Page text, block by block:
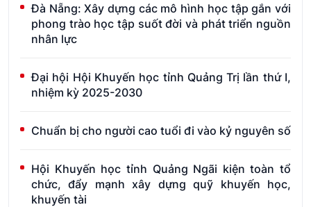
Đà Nẵng: Xây dựng các mô hình học tập gắn với
phong trào học tập suốt đời và phát triển nguồn
nhân lực
Đại hội Hội Khuyến học tỉnh Quảng Trị lần thứ I,
nhiệm kỳ 2025-2030
Chuẩn bị cho người cao tuổi đi vào kỷ nguyên số
Hội Khuyến học tỉnh Quảng Ngãi kiện toàn tổ
chức, đẩy mạnh xây dựng quỹ khuyến học,
khuyến tài